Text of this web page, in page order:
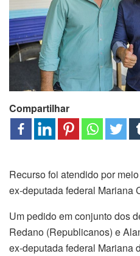
Compartilhar
Recurso foi atendido por
ex-deputada federal Mariana
Um pedido em conjunto dos
Redano (Republicanos) e
ex-deputada federal Mariana